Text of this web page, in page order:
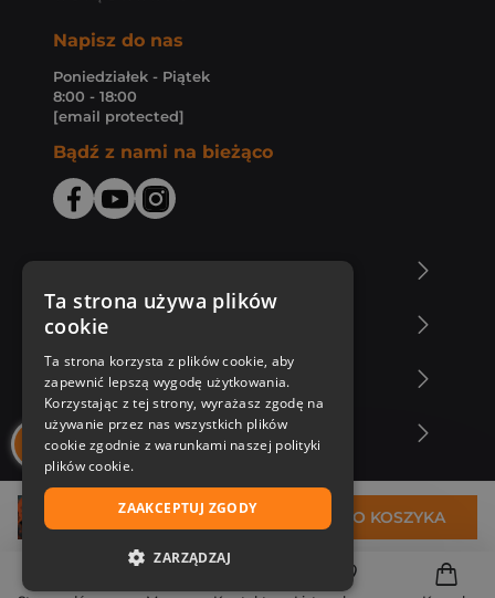
37,86 zł DO KOSZYKA
Napisz do nas
Poniedziałek - Piątek
8:00 - 18:00
[email protected]
Bądź z nami na bieżąco
Zakupy u nas
Nasza oferta
Nasi autorzy
Ta strona używa plików
cookie
Ta strona korzysta z plików cookie, aby
zapewnić lepszą wygodę użytkowania.
Korzystając z tej strony, wyrażasz zgodę na
używanie przez nas wszystkich plików
cookie zgodnie z warunkami naszej polityki
plików cookie.
ZAAKCEPTUJ ZGODY
ZARZĄDZAJ